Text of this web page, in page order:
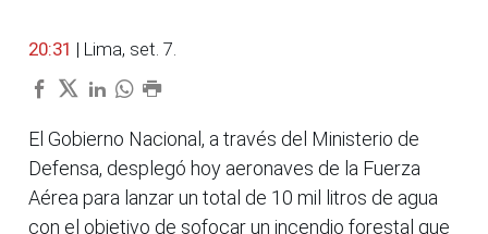
20:31 | Lima, set. 7.
El Gobierno Nacional, a través del Ministerio de
Defensa, desplegó hoy aeronaves de la Fuerza
Aérea para lanzar un total de 10 mil litros de agua
con el objetivo de sofocar un incendio forestal que